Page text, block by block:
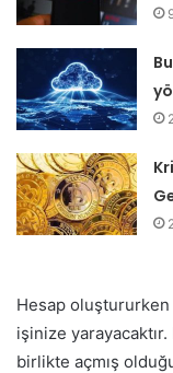
Hesap oluştururken
işinize
birlikte açmış